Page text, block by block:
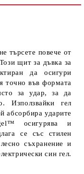
търсете повече от
щит за дъвка за
да осигури
точно във формата
за удар, за да
Използвайки гел
абсорбира ударите
осигурява и
се със стилен
съхранение и
син гел.